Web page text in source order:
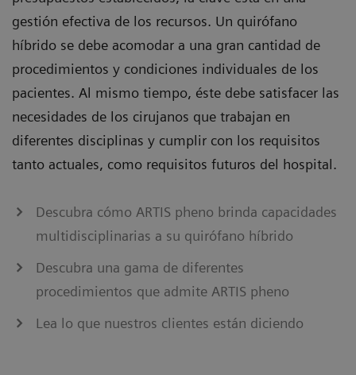
gestión efectiva de los recursos. Un quirófano
híbrido se debe acomodar a una gran cantidad de
procedimientos y condiciones individuales de los
pacientes. Al mismo tiempo, éste debe satisfacer las
necesidades de los cirujanos que trabajan en
diferentes disciplinas y cumplir con los requisitos
tanto actuales, como requisitos futuros del hospital.
Descubra cómo ARTIS pheno brinda capacidades
multidisciplinarias a su quirófano híbrido
Descubra una gama de diferentes
procedimientos que admite ARTIS pheno
Lea lo que nuestros clientes están diciendo